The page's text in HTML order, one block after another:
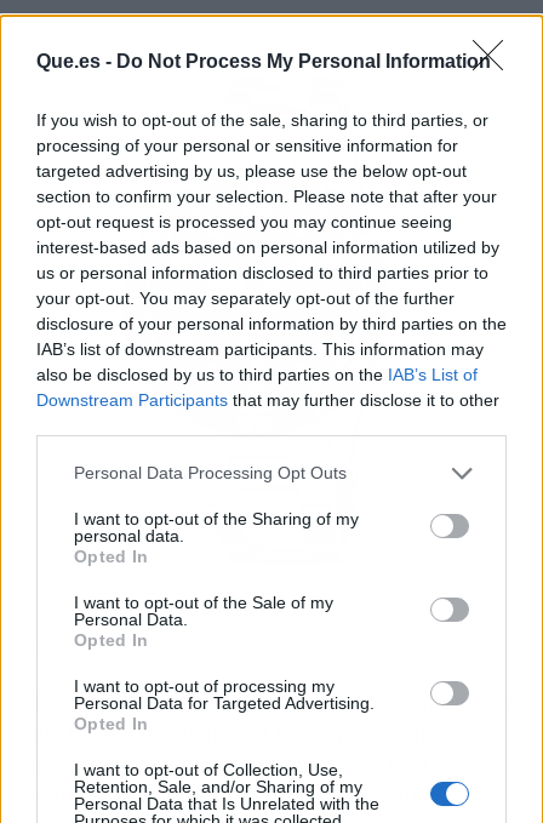
Que.es - Do Not Process My Personal Information
If you wish to opt-out of the sale, sharing to third parties, or
processing of your personal or sensitive information for
targeted advertising by us, please use the below opt-out
section to confirm your selection. Please note that after your
opt-out request is processed you may continue seeing
interest-based ads based on personal information utilized by
us or personal information disclosed to third parties prior to
your opt-out. You may separately opt-out of the further
disclosure of your personal information by third parties on the
IAB’s list of downstream participants. This information may
also be disclosed by us to third parties on the IAB’s List of
Downstream Participants that may further disclose it to other
Personal Data Processing Opt Outs
I want to opt-out of the Sharing of my
personal data.
Opted In
I want to opt-out of the Sale of my
Personal Data.
Opted In
I want to opt-out of processing my
Personal Data for Targeted Advertising.
Opted In
I want to opt-out of Collection, Use,
Retention, Sale, and/or Sharing of my
Personal Data that Is Unrelated with the
Fuente: El Corte Inglés
Que mejor regalo para el día de los enamorados
que unreloj de la marca Lotus
exclusivo y de última generación. Pieza de
acero y cristal mineral, un reloj elegante y